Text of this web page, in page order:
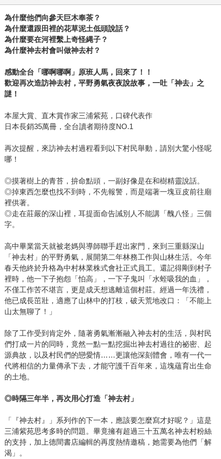
為什麼他們向參天巨木奉茶？
為什麼還跟田裡的花草泥土低頭說話？
為什麼要在河裡繫上奇怪縄子？
為什麼神去村會叫做神去村？
感動全台「哪啊哪啊」原班人馬，回來了！！
歡迎再次造訪神去村，平野勇氣夜夜說故事，一吐「神去」之
謎！
本屋大賞、直木賞作家三浦紫苑，口碑代表作
日本長銷35萬冊，全台讀者期待度NO.1
再次提醒，來訪神去村過程看到以下村民舉動，請別大驚小怪呢
哪！
◎摸著樹上的青苔，拚命點頭，一副好像是在和樹精靈說話。
◎掉東西怎麼也找不到時，不先報警，而是端著一塊豆皮前往廟
裡供著。
◎走在莊嚴的深山裡，耳提面命告誡別人不能講「醜八怪」三個
字。
高中畢業當天就被老媽與導師聯手趕出家門，來到三重縣深山
「神去村」的平野勇氣，展開第二年林務工作與山林生活。今年
春天他終於升格為中村林業株式會社正式員工。還記得剛到村子
裡時，他一下子抱怨「怕高」，一下子鬼叫「水蛭吸我的血」，
不僅工作苦不堪言，更是成天想逃離這個村莊。經過一年洗禮，
他已成長茁壯，適應了山林中的打枝，破天荒地改口：「不能上
山太無聊了！」
除了工作受到肯定外，隨著勇氣漸漸融入神去村的生活，與村民
們打成一片的同時，竟然一點一點挖掘出神去村過往的祕密、起
源典故，以及村民們的戀愛情……更讓他深刻體會，唯有一代一
代將相信的力量傳承下去，才能守護千百年來，這塊蘊育出生命
的土地。
◎時隔三年半，再次用心打造「神去村」
「『神去村』」系列作的下一本，應該要怎麼寫才好呢？」這是
三浦紫苑思考多時的問題。畢竟擁有超過三十五萬名神去村粉絲
的支持，加上德間書店編輯的再度熱情邀稿，她需要為他們「解
渴」。